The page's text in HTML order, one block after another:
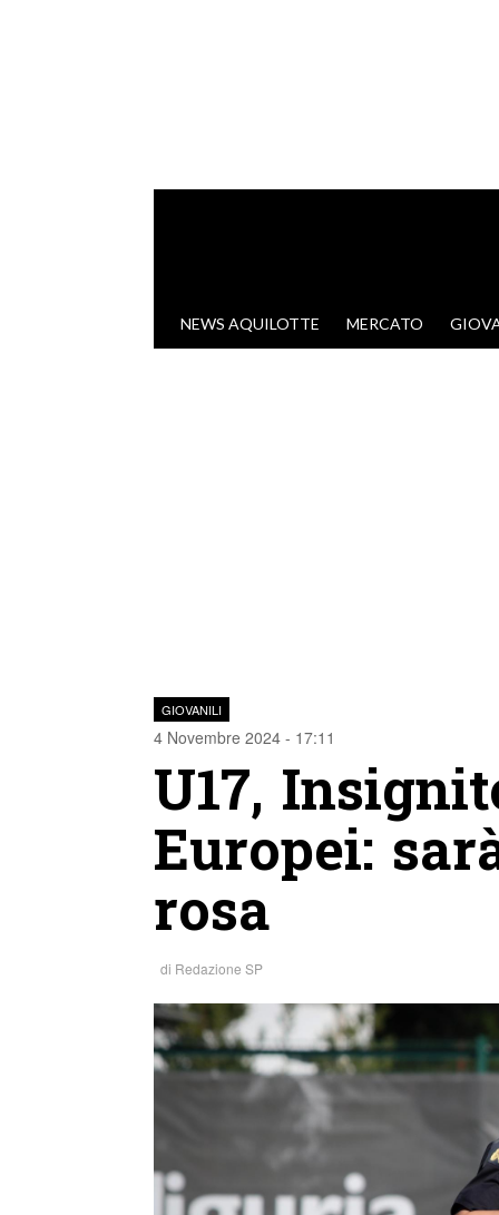
VAI AL CONTENUTO
NEWS AQUILOTTE MERCATO
GIOVANILI
4 Novembre 2024 - 17:11
U17,
Europei:
rosa
di Redazione SP